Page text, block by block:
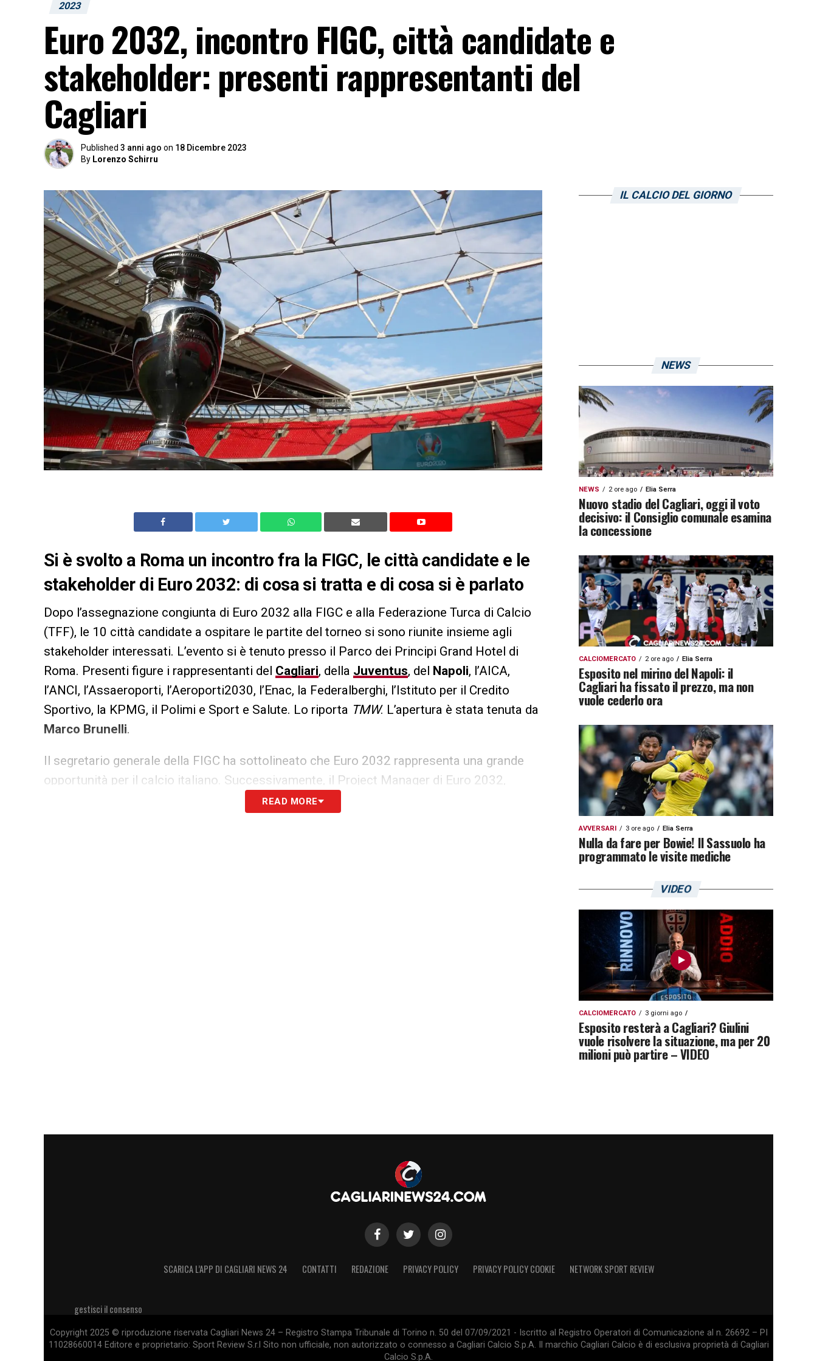
2023
Euro 2032, incontro FIGC, città candidate e
stakeholder: presenti rappresentanti del
Cagliari
Published 3 anni ago on 18 Dicembre 2023
By Lorenzo Schirru
Si è svolto a Roma un incontro fra la FIGC, le città candidate e le
stakeholder di Euro 2032: di cosa si tratta e di cosa si è parlato
Dopo l’assegnazione congiunta di Euro 2032 alla FIGC e alla Federazione Turca di Calcio
(TFF), le 10 città candidate a ospitare le partite del torneo si sono riunite insieme agli
stakeholder interessati. L’evento si è tenuto presso il Parco dei Principi Grand Hotel di
Roma. Presenti figure i rappresentanti del Cagliari, della Juventus, del Napoli, l’AICA,
l’ANCI, l’Assaeroporti, l’Aeroporti2030, l’Enac, la Federalberghi, l’Istituto per il Credito
Sportivo, la KPMG, il Polimi e Sport e Salute. Lo riporta TMW. L’apertura è stata tenuta da
Marco Brunelli.
Il segretario generale della FIGC ha sottolineato che Euro 2032 rappresenta una grande
opportunità per il calcio italiano. Successivamente, il Project Manager di Euro 2032,
, ha presentato un riepilogo delle fasi del percorso che le città e gli
READ MORE
IL CALCIO DEL GIORNO
NEWS
NEWS 2 ore ago Elia Serra
Nuovo stadio del Cagliari, oggi il voto
decisivo: il Consiglio comunale esamina
la concessione
CALCIOMERCATO 2 ore ago Elia Serra
Esposito nel mirino del Napoli: il
Cagliari ha fissato il prezzo, ma non
vuole cederlo ora
AVVERSARI 3 ore ago Elia Serra
Nulla da fare per Bowie! Il Sassuolo ha
programmato le visite mediche
VIDEO
CALCIOMERCATO 3 giorni ago
Esposito resterà a Cagliari? Giulini
vuole risolvere la situazione, ma per 20
milioni può partire – VIDEO
SCARICA L’APP DI CAGLIARI NEWS 24 CONTATTI REDAZIONE PRIVACY POLICY PRIVACY POLICY COOKIE NETWORK SPORT REVIEW
gestisci il consenso
Copyright 2025 © riproduzione riservata Cagliari News 24 – Registro Stampa Tribunale di Torino n. 50 del 07/09/2021 - Iscritto al Registro Operatori di Comunicazione al n. 26692 – PI
11028660014 Editore e proprietario: Sport Review S.r.l Sito non ufficiale, non autorizzato o connesso a Cagliari Calcio S.p.A. Il marchio Cagliari Calcio è di esclusiva proprietà di Cagliari
Calcio S.p.A.